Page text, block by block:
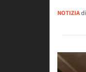
NOTIZIAdi